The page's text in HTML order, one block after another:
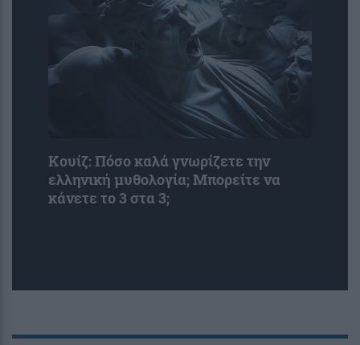
Κουίζ: Πόσο καλά γνωρίζετε την
ελληνική μυθολογία; Μπορείτε να
κάνετε το 3 στα 3;